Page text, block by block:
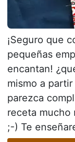
¡Seguro que
pequeñas
encantan!
mismo a
parezca
receta mucho
;-) Te